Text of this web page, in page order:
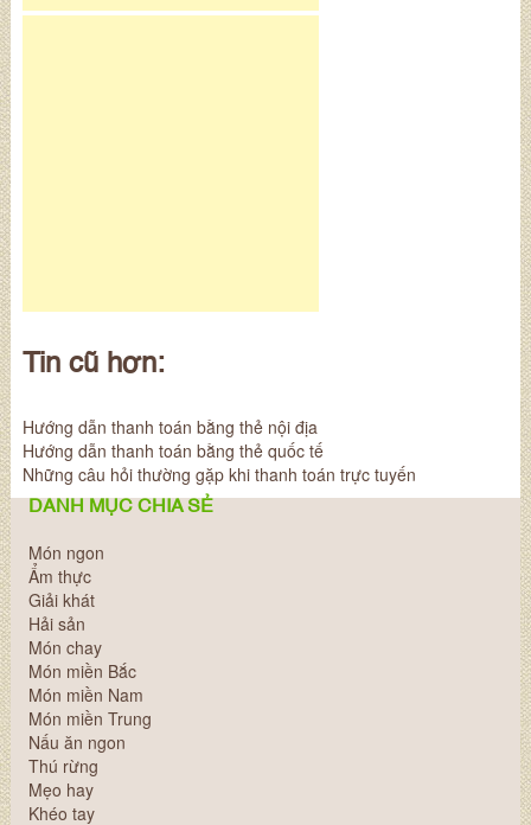
Tin cũ hơn:
Hướng dẫn thanh toán bằng thẻ nội địa
Hướng dẫn thanh toán bằng thẻ quốc tế
Những câu hỏi thường gặp khi thanh toán trực tuyến
DANH MỤC CHIA SẺ
Món ngon
Ẩm thực
Giải khát
Hải sản
Món chay
Món miền Bắc
Món miền Nam
Món miền Trung
Nấu ăn ngon
Thú rừng
Mẹo hay
Khéo tay